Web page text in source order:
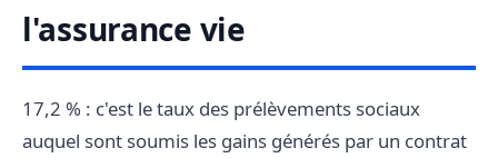
l'assurance vie
17,2 % : c'est le taux des prélèvements sociaux
auquel sont soumis les gains générés par un contrat